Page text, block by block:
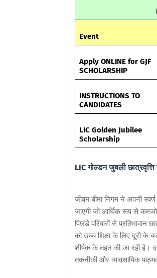
Event
Apply ONLINE for GJF
SCHOLARSHIP
INSTRUCTIONS TO
CANDIDATES
LIC Golden Jubilee
Scholarship
LIC गोल्डन जुबली छात्रवृत्ति
जीवन बीमा निगम ने अपनी
जाएगी जो आर्थिक रूप से
पिछड़े परिवारों से प्रतिभावान
को उच्च शिक्षा के लिए दूरी के
शीर्षक के तहत की जा रही है।
तकनीकी और व्यावसायिक